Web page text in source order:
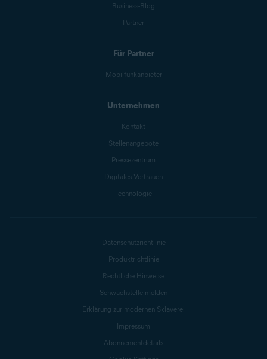
Business-Blog
Partner
Für Partner
Mobilfunkanbieter
Unternehmen
Kontakt
Stellenangebote
Pressezentrum
Digitales Vertrauen
Technologie
Datenschutzrichtlinie
Produktrichtlinie
Rechtliche Hinweise
Schwachstelle melden
Erklärung zur modernen Sklaverei
Impressum
Abonnementdetails